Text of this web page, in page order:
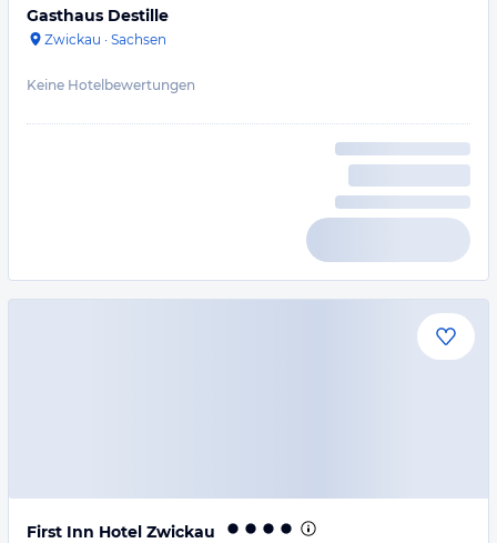
Gasthaus Destille
Zwickau · Sachsen
Keine Hotelbewertungen
First Inn Hotel Zwickau